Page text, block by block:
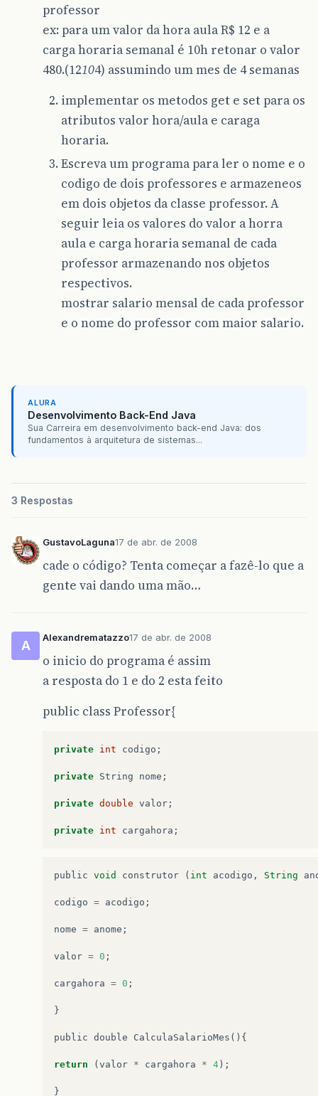
professor
ex: para um valor da hora aula R$ 12 e a
carga horaria semanal é 10h retonar o valor
480.(12104) assumindo um mes de 4 semanas
implementar os metodos get e set para os
atributos valor hora/aula e caraga
horaria.
Escreva um programa para ler o nome e o
codigo de dois professores e armazeneos
em dois objetos da classe professor. A
seguir leia os valores do valor a horra
aula e carga horaria semanal de cada
professor armazenando nos objetos
respectivos.
mostrar salario mensal de cada professor
e o nome do professor com maior salario.
ALURA
Desenvolvimento Back-End Java
Sua Carreira em desenvolvimento back-end Java: dos
fundamentos à arquitetura de sistemas...
3 Respostas
GustavoLaguna17 de abr. de 2008
cade o código? Tenta começar a fazê-lo que a
gente vai dando uma mão…
A
Alexandrematazzo17 de abr. de 2008
o inicio do programa é assim
a resposta do 1 e do 2 esta feito
public class Professor{
private int codigo ;
private String nome ;
private double valor ;
private int cargahora ;
public void construtor ( int acodigo , String
codigo = acodigo ;
nome = anome ;
valor = 0 ;
cargahora = 0 ;
}
public double CalculaSalarioMes (){
return ( valor * cargahora * 4 );
}